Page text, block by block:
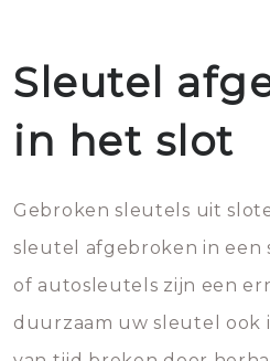
Sleutel
in het slot
Gebroken sleutels uit
sleutel afgebroken in een
of autosleutels zijn een
duurzaam uw sleutel ook